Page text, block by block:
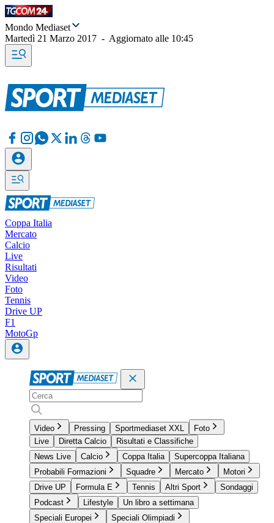
Mondo Mediaset
Martedì 21 Marzo 2017 - Aggiornato alle 10:45
Coppa Italia
Mercato
Calcio
Live
Risultati
Video
Foto
Tennis
Drive UP
F1
MotoGp
Video Pressing Sportmediaset XXL
Foto
Live
Diretta Calcio
Risultati e Classifiche
News Live
Calcio Coppa Italia
Supercoppa Italiana
Probabili Formazioni
Squadre Mercato
Motori
Drive UP
Formula E Tennis Altri Sport
Sondaggi
Podcast
Lifestyle
Un libro a settimana
Speciali Europei
Speciali Olimpiadi